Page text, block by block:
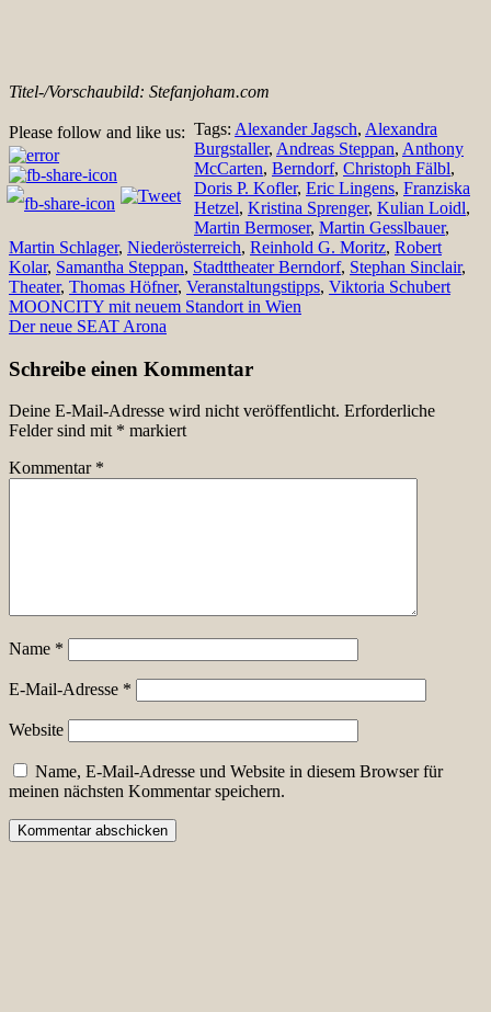
Titel-/Vorschaubild: Stefanjoham.com
Please follow and like us: Tags: Alexander Jagsch, Alexandra
Burgstaller, Andreas Steppan, Anthony
McCarten, Berndorf, Christoph Fälbl,
Doris P. Kofler, Eric Lingens, Franziska
Hetzel, Kristina Sprenger, Kulian Loidl,
Martin Bermoser, Martin Gesslbauer,
Martin Schlager, Niederösterreich, Reinhold G. Moritz, Robert
Kolar, Samantha Steppan, Stadttheater Berndorf, Stephan Sinclair,
Theater, Thomas Höfner, Veranstaltungstipps, Viktoria Schubert
Beitragsnavigation
MOONCITY mit neuem Standort in Wien
Der neue SEAT Arona
Schreibe einen Kommentar
Deine E-Mail-Adresse wird nicht veröffentlicht. Erforderliche
Felder sind mit * markiert
Kommentar *
Name *
E-Mail-Adresse *
Website
Name, E-Mail-Adresse und Website in diesem Browser für
meinen nächsten Kommentar speichern.